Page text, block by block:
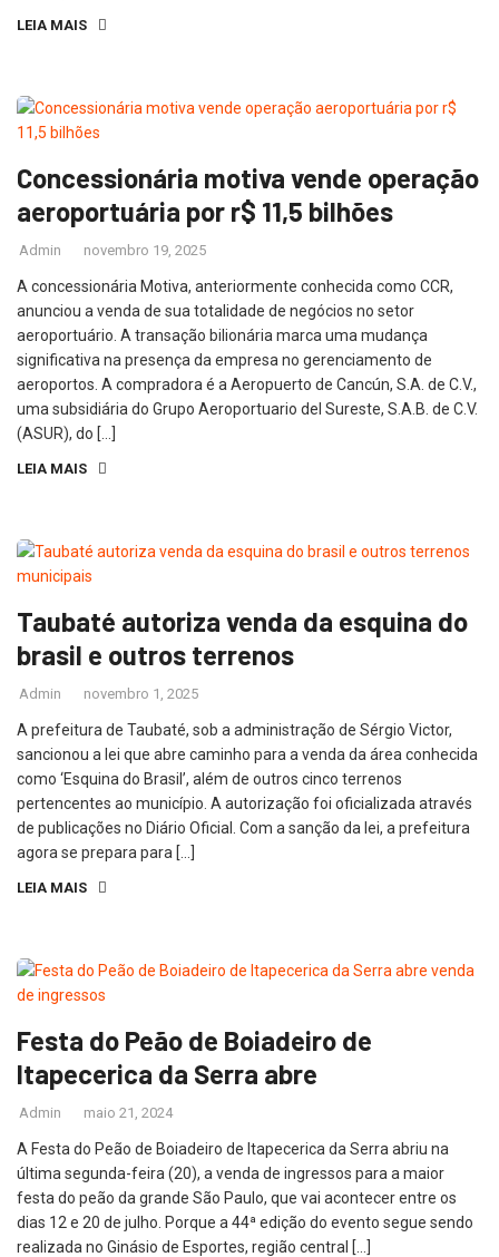
LEIA MAIS
Concessionária motiva vende operação
aeroportuária por r$ 11,5 bilhões
Admin novembro 19, 2025
A concessionária Motiva, anteriormente conhecida como CCR,
anunciou a venda de sua totalidade de negócios no setor
aeroportuário. A transação bilionária marca uma mudança
significativa na presença da empresa no gerenciamento de
aeroportos. A compradora é a Aeropuerto de Cancún, S.A. de C.V.,
uma subsidiária do Grupo Aeroportuario del Sureste, S.A.B. de C.V.
(ASUR), do […]
LEIA MAIS
Taubaté autoriza venda da esquina do
brasil e outros terrenos
Admin novembro 1, 2025
A prefeitura de Taubaté, sob a administração de Sérgio Victor,
sancionou a lei que abre caminho para a venda da área conhecida
como ‘Esquina do Brasil’, além de outros cinco terrenos
pertencentes ao município. A autorização foi oficializada através
de publicações no Diário Oficial. Com a sanção da lei, a prefeitura
agora se prepara para […]
LEIA MAIS
Festa do Peão de Boiadeiro de
Itapecerica da Serra abre
Admin maio 21, 2024
A Festa do Peão de Boiadeiro de Itapecerica da Serra abriu na
última segunda-feira (20), a venda de ingressos para a maior
festa do peão da grande São Paulo, que vai acontecer entre os
dias 12 e 20 de julho. Porque a 44ª edição do evento segue sendo
realizada no Ginásio de Esportes, região central […]